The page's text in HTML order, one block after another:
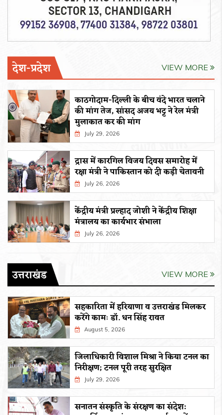
देश-प्रदेश VIEW MORE
काठगोदाम-दिल्ली के बीच वंदे भारत चलाने
की मांग तेज, सांसद अजय भट्ट ने रेल मंत्री
मुलाकात कर की मांग
July 29, 2026
द्रास में कारगिल विजय दिवस समारोह में
रक्षा मंत्री ने पाकिस्तान को दी कड़ी चेतावनी
July 26, 2026
केंद्रीय मंत्री प्रल्हाद जोशी ने केंद्रीय शिक्षा
मंत्रालय का कार्यभार संभाला
July 26, 2026
उत्तराखंड VIEW MORE
सहकारिता में हरियाणा व उत्तराखंड मिलकर
करेंगे कामः डाॅ. धन सिंह रावत
August 5, 2026
जिलाधिकारी विशाल मिश्रा ने किया टनल का
निरीक्षण; टनल पूरी तरह सुरक्षित
July 29, 2026
सनातन संस्कृति के संरक्षण का संदेश: